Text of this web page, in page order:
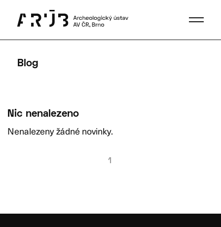
Blog
Nic nenalezeno
Nenalezeny žádné novinky.
1